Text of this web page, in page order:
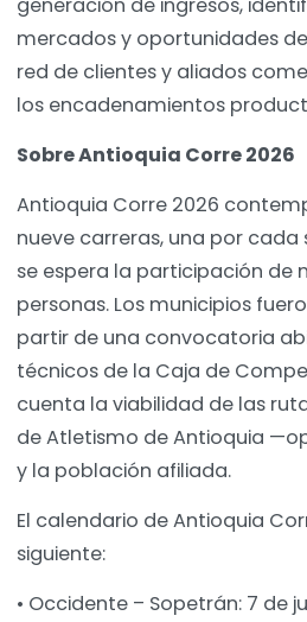
generación de ingresos,
mercados y oportunidades
red de clientes y aliados
los encadenamientos
Sobre Antioquia Corre 2026
Antioquia Corre 2026
nueve carreras, una por cada
se espera la participación de
personas. Los municipios
partir de una convocatoria
técnicos de la Caja de
cuenta la viabilidad de las
de Atletismo de Antioquia
y la población afiliada.
El calendario de Antioquia
siguiente:
• Occidente – Sopetrán: 7 de